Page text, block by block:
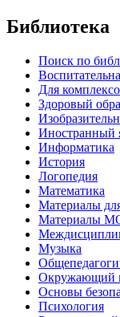
Библиотека
Поиск по
Для
Здоровый
Иностранный
Информатика
История
Логопедия
Математика
Материалы
Материалы
Музыка
Окружающий
Основы
Психология